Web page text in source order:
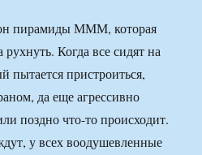
пирамиды МММ, которая
Когда все сидят на
пытается пристроиться,
да еще агрессивно
поздно что-то происходит.
у всех воодушевленные